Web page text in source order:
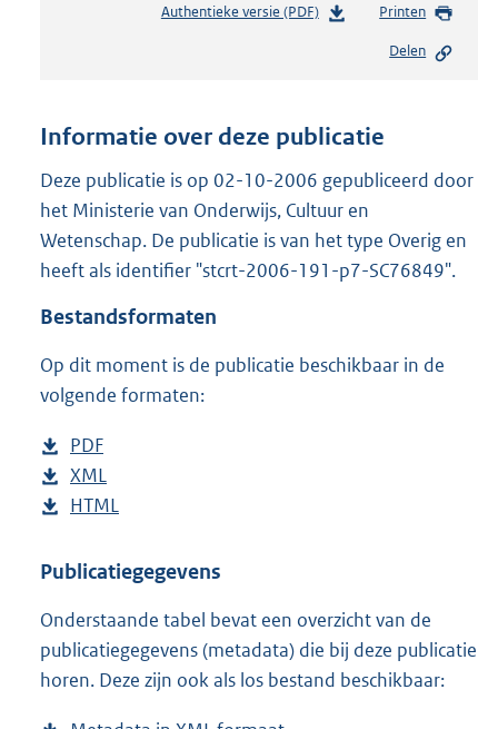
Authentieke versie (PDF)b
n
s
r
o
o
:
Printen
Delen
Informatie over deze publicatie
Deze publicatie is op 02-10-2006 gepubliceerd door
het Ministerie van Onderwijs, Cultuur en
Wetenschap. De publicatie is van het type Overig en
heeft als identifier "stcrt-2006-191-p7-SC76849".
Bestandsformaten
Op dit moment is de publicatie beschikbaar in de
volgende formaten:
D
o
w
l
a
d
p
PDF
e
s
a
d
s
g
D
o
n
o
a
d
XML
e
t
n
d
s
D
w
l
o
a
HTML
s
a
n
d
Publicatiegegevens
Onderstaande tabel bevat een overzicht van de
publicatiegegevens (metadata) die bij deze publicatie
horen. Deze zijn ook als los bestand beschikbaar: